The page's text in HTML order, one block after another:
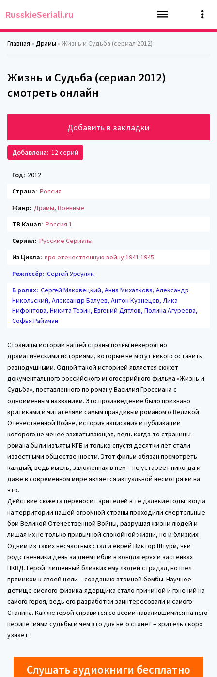
RusskieSeriali.ru
Главная » Драмы » Жизнь и Судьба (сериал 2012)
Жизнь и Судьба (сериал 2012)
смотреть онлайн
Добавить в закладки
Добавлена: 12 серий
Год: 2012
Страна: Россия
Жанр: Драмы, Военные
ТВ Канал: Россия 1
Сериал: Русские Сериалы
Из Цикла: про отечественную войну 1941 1945
Режиссёр: Сергей Урсуляк
В ролях: Сергей Маковецкий, Анна Михалкова, Александр
Никольский, Александр Балуев, Антон Кузнецов, Лика
Нифонтова, Никита Тезин, Евгений Дятлов, Полина Агуреева,
Софья Райзман
Страницы истории нашей страны полны невероятно
драматическими историями, которые не могут никого оставить
равнодушными. Одной такой историей является сюжет
документального российского многосерийного фильма «Жизнь и
Судьба», поставленного по роману Василия Гроссмана с
одноименным названием. Это произведение было признано
критиками и читателями самым правдивым романом о Великой
Отечественной Войне, история написания и публикации
которого не менее захватывающая, ведь когда-то страницы
романа были изъяты КГБ и только спустя десятки лет стали
известными общественности. Этот фильм обязан посмотреть
каждый, ведь мысль, заложенная в нем – не устареет никогда и
даже в современном мире является актуальной несмотря ни на
что.
Действие сюжета переносит зрителей в те далекие годы, когда
на территории нашей огромной страны проходили смертельные
бои Великой Отечественной Войны, разрушая жизни людей и
лишая их не только привычной спокойной жизни, но и близких.
Одним из таких несчастных стал и еврей Виктор Штурм, чьи
родственники день за днем гибли в концлагерях и застенках
НКВД. Герой, лишенный близких ему людей страдал, но шел
прямиком к своей цели – созданию атомной бомбы. Научное
детище смелого физика-ядерщика стало причиной и гонений на
самого героя, ведь его разработки заинтересовали и самого
Сталина. Как же герой справится со всеми навалившимися на него
перипетиями судьбы и чем это для него станет – зритель скоро
узнает.
Слушать аудиокниги бесплатно